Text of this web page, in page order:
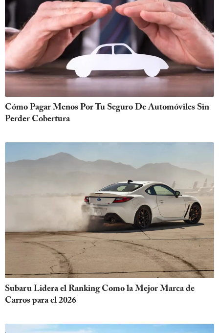
Cómo Pagar Menos Por Tu Seguro De Automóviles Sin
Perder Cobertura
Subaru Lidera el Ranking Como la Mejor Marca de
Carros para el 2026